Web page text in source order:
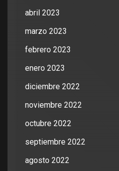
abril 2023
marzo 2023
febrero 2023
enero 2023
diciembre 2022
noviembre 2022
octubre 2022
septiembre 2022
agosto 2022